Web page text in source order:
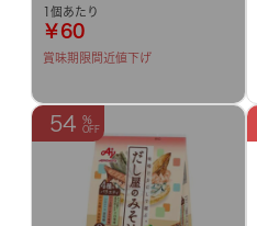
1個あたり
￥60
賞味期限間近値下げ
54